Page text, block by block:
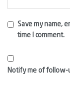
Save my name,
time I comment.
Notify me of follow-